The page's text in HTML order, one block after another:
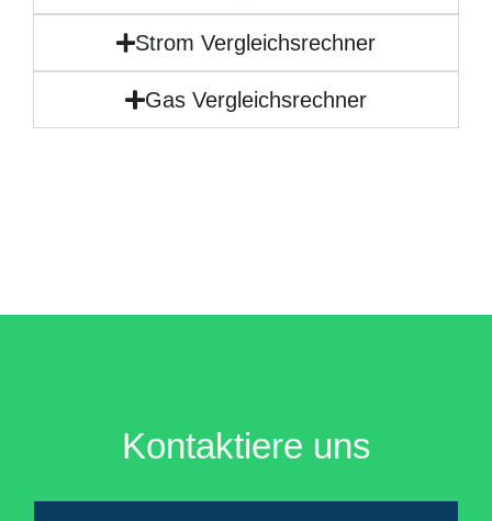
Strom Vergleichsrechner
Gas Vergleichsrechner
Kontaktiere uns